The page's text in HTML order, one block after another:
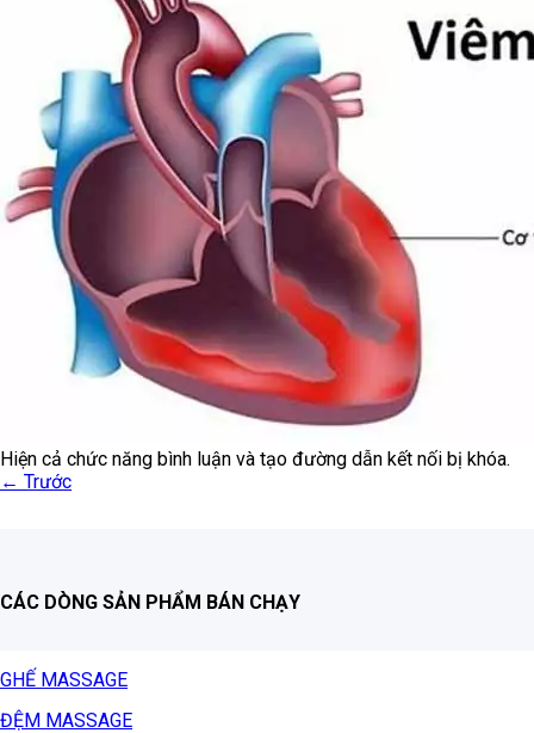
Hiện cả chức năng bình luận và tạo đường dẫn kết nối bị khóa.
← Trước
CÁC DÒNG SẢN PHẨM BÁN CHẠY
GHẾ MASSAGE
ĐỆM MASSAGE